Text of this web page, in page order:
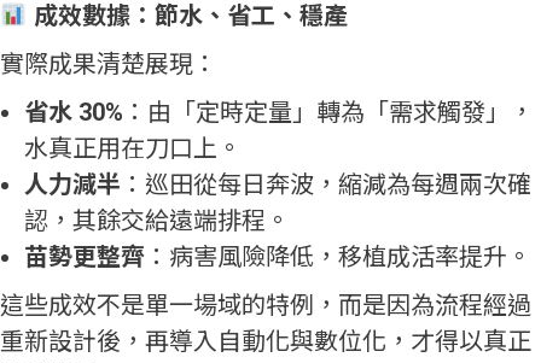
成效數據：節水、省工、穩產
實際成果清楚展現：
省水 30% ：由「定時定量」轉為「需求觸發」，
水真正用在刀口上。
人力減半 ：巡田從每日奔波，縮減為每週兩次確
認，其餘交給遠端排程。
苗勢更整齊 ：病害風險降低，移植成活率提升。
這些成效不是單一場域的特例，而是因為流程經過
重新設計後，再導入自動化與數位化，才得以真正